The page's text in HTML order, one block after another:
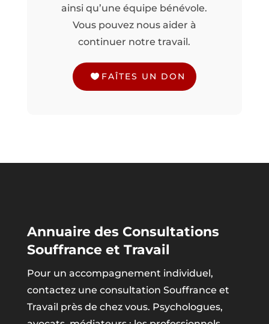
ainsi qu’une équipe bénévole.
Vous pouvez nous aider à
continuer notre travail.
FAÎTES UN DON
Annuaire des Consultations
Souffrance et Travail
Pour un accompagnement individuel,
contactez une consultation Souffrance et
Travail près de chez vous. Psychologues,